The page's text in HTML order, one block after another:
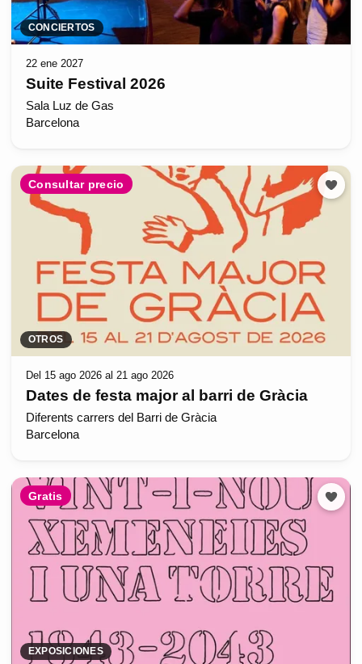
CONCIERTOS
22 ene 2027
Suite Festival 2026
Sala Luz de Gas
Barcelona
Consultar precio
OTROS
Del 15 ago 2026 al 21 ago 2026
Dates de festa major al barri de Gràcia
Diferents carrers del Barri de Gràcia
Barcelona
Gratis
EXPOSICIONES